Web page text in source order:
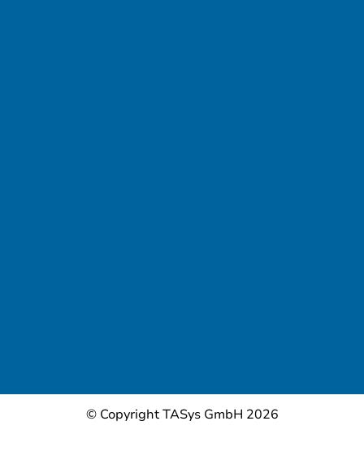
© Copyright TASys GmbH 2026